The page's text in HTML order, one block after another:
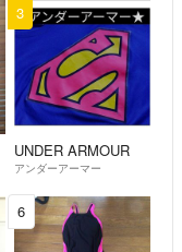
3
UNDER ARMOUR
アンダーアーマー
6